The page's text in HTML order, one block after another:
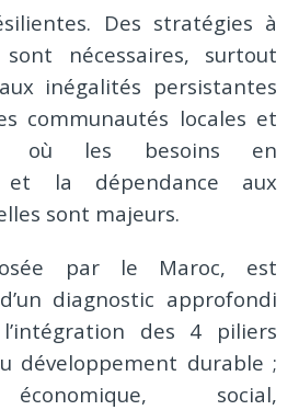
Des stratégies à
nécessaires, surtout
inégalités persistantes
communautés locales et
où les besoins en
et la dépendance aux
sont majeurs.
par le Maroc, est
diagnostic approfondi
des 4 piliers
développement durable ;
social,